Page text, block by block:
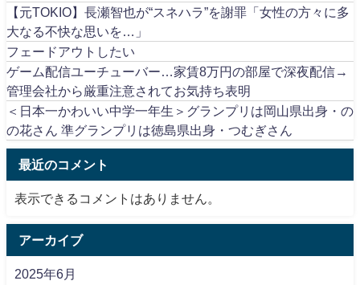
【元TOKIO】長瀬智也が“スネハラ”を謝罪「女性の方々に多
大なる不快な思いを…」
フェードアウトしたい
ゲーム配信ユーチューバー…家賃8万円の部屋で深夜配信→
管理会社から厳重注意されてお気持ち表明
＜日本一かわいい中学一年生＞グランプリは岡山県出身・の
の花さん 準グランプリは徳島県出身・つむぎさん
最近のコメント
表示できるコメントはありません。
アーカイブ
2025年6月